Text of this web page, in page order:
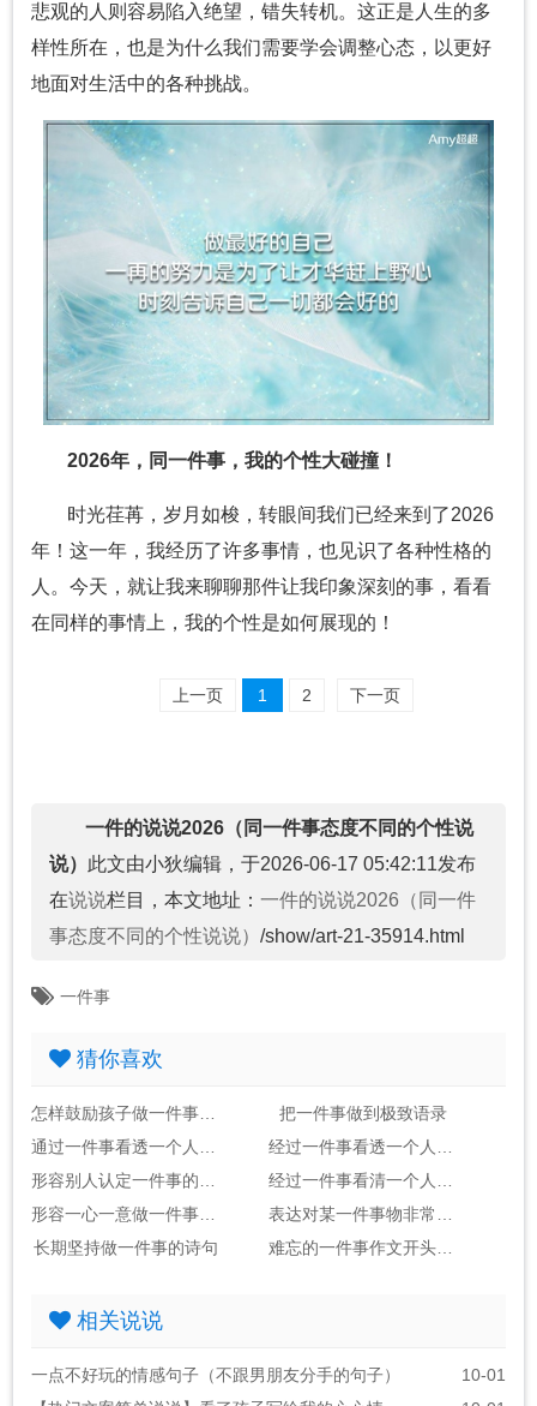
悲观的人则容易陷入绝望，错失转机。这正是人生的多
样性所在，也是为什么我们需要学会调整心态，以更好
地面对生活中的各种挑战。
2026年，同一件事，我的个性大碰撞！
时光荏苒，岁月如梭，转眼间我们已经来到了2026
年！这一年，我经历了许多事情，也见识了各种性格的
人。今天，就让我来聊聊那件让我印象深刻的事，看看
在同样的事情上，我的个性是如何展现的！
上一页 1 2 下一页
一件的说说2026（同一件事态度不同的个性说
说） 此文由小狄编辑，于2026-06-17 05:42:11发布
在说说栏目，本文地址： 一件的说说2026（同一件
事态度不同的个性说说） /show/art-21-35914.html
一件事
猜你喜欢
把一件事做到极致语录
长期坚持做一件事的诗句
相关说说
一点不好玩的情感句子（不跟男朋友分手的句子）
10-01